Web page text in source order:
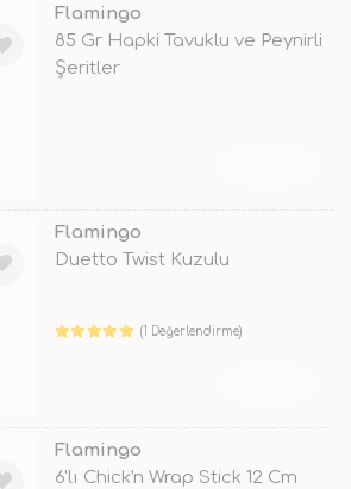
Flamingo
85 Gr Hapki Tavuklu ve Peynirli
Şeritler
Flamingo
Duetto Twist Kuzulu
(1 Değerlendirme)
Flamingo
6'lı Chick'n Wrap Stick 12 Cm